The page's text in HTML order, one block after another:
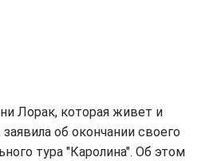
Лорак, которая живет и
об окончании своего
тура "Каролина". Об этом